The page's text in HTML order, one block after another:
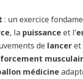
: un exercice
, la puissance et l’
de lanceret
médicine